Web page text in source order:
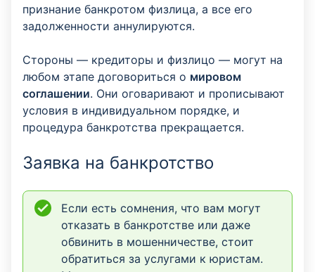
признание банкротом физлица, а все его
задолженности аннулируются.
Стороны — кредиторы и физлицо — могут на
любом этапе договориться о мировом
соглашении. Они оговаривают и прописывают
условия в индивидуальном порядке, и
процедура банкротства прекращается.
Заявка на банкротство
Если есть сомнения, что вам могут
отказать в банкротстве или даже
обвинить в мошенничестве, стоит
обратиться за услугами к юристам.